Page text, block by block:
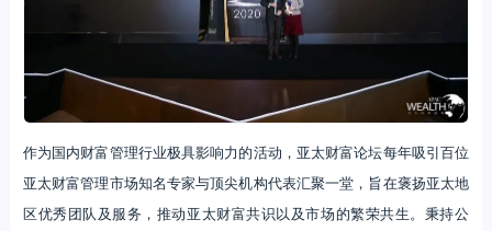
作为国内财富管理行业极具影响力的活动，亚太财富论坛每年吸引百位
亚太财富管理市场知名专家与顶尖机构代表汇聚一堂，旨在褒扬亚太地
区优秀团队及服务，推动亚太财富共识以及市场的繁荣共生。秉持公